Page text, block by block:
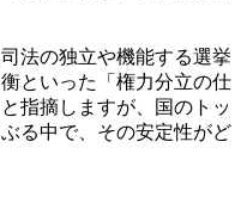
法の独立や機能する選挙
といった「権力分立の仕
指摘しますが、国のトッ
る中で、その安定性がど